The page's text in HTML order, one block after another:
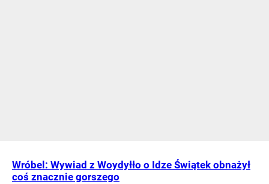
Wróbel: Wywiad z Woydyłło o Idze Świątek obnażył
coś znacznie gorszego